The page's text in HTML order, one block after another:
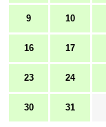
9 10
16 17
23 24
30 31